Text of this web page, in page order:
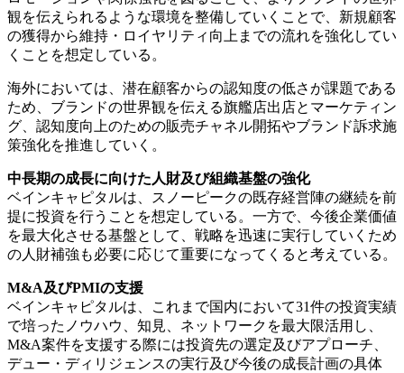
観を伝えられるような環境を整備していくことで、新規顧客
の獲得から維持・ロイヤリティ向上までの流れを強化してい
くことを想定している。
海外においては、潜在顧客からの認知度の低さが課題である
ため、ブランドの世界観を伝える旗艦店出店とマーケティン
グ、認知度向上のための販売チャネル開拓やブランド訴求施
策強化を推進していく。
中長期の成長に向けた人財及び組織基盤の強化
ベインキャピタルは、スノーピークの既存経営陣の継続を前
提に投資を行うことを想定している。一方で、今後企業価値
を最大化させる基盤として、戦略を迅速に実行していくため
の人財補強も必要に応じて重要になってくると考えている。
M&A及びPMIの支援
ベインキャピタルは、これまで国内において31件の投資実績
で培ったノウハウ、知見、ネットワークを最大限活用し、
M&A案件を支援する際には投資先の選定及びアプローチ、
デュー・ディリジェンスの実行及び今後の成長計画の具体